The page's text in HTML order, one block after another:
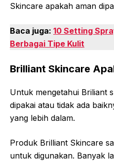
Skincare apakah aman
Baca juga: 10 Setting
Berbagai Tipe Kulit
Brilliant Skincare
Untuk mengetahui Briliant
dipakai atau tidak ada
yang lebih dalam.
Produk Brilliant Skincare
untuk digunakan. Banyak